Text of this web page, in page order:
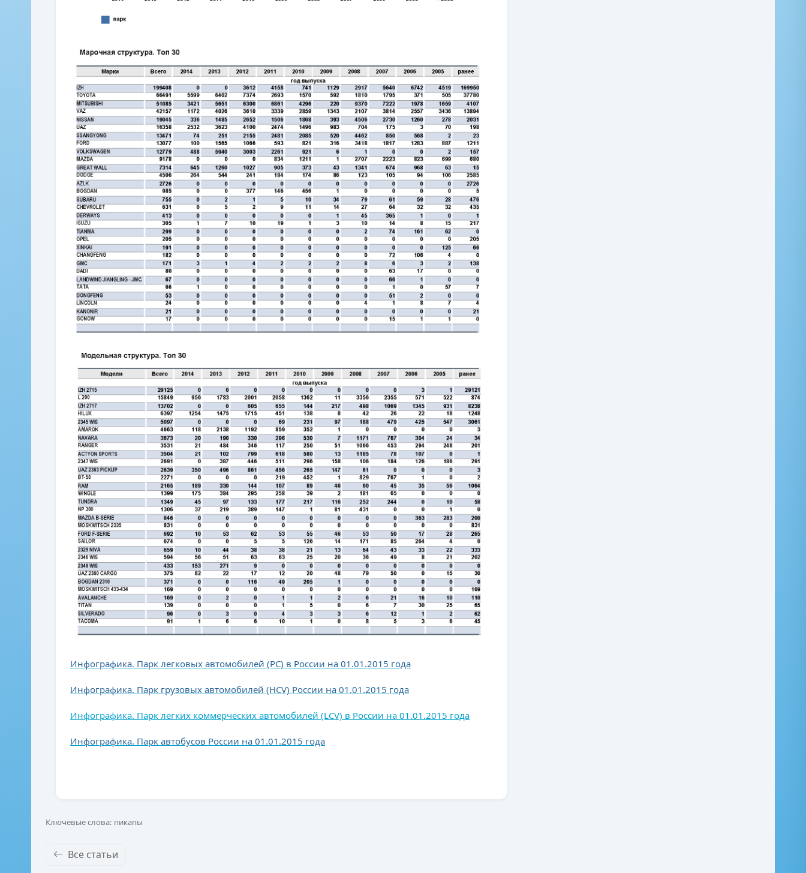
Инфографика. Парк легковых автомобилей (PC) в России на 01.01.2015 года
Инфографика. Парк грузовых автомобилей (HCV) России на 01.01.2015 года
Инфографика. Парк легких коммерческих автомобилей (LCV) в России на 01.01.2015 года
Инфографика. Парк автобусов России на 01.01.2015 года
Ключевые слова: пикапы
Все статьи